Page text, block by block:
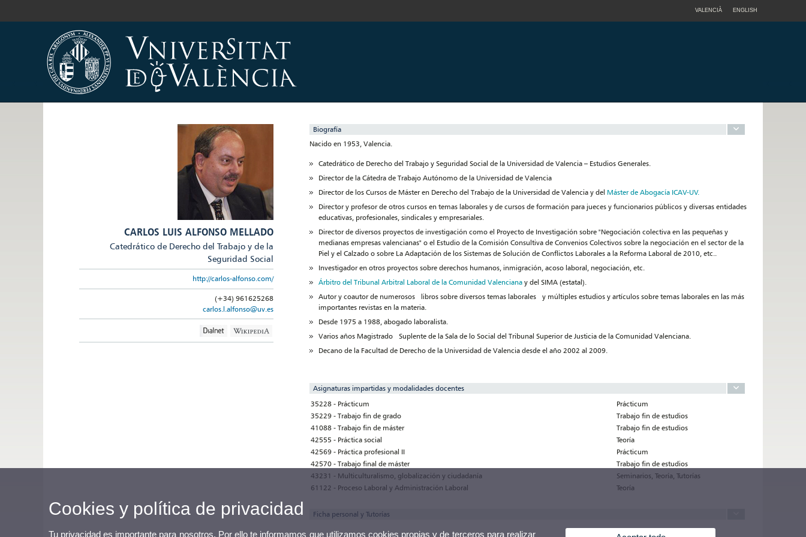
VALENCIÀ ENGLISH
CARLOS LUIS ALFONSO MELLADO
Catedrático de Derecho del Trabajo y de la
Seguridad Social
http://carlos-alfonso.com/
(+34) 961625268
carlos.l.alfonso@uv.es
Biografía
Nacido en 1953, Valencia.
Catedrático de Derecho del Trabajo y Seguridad Social de la Universidad de Valencia – Estudios Generales.
Director de la Cátedra de Trabajo Autónomo de la Universidad de Valencia
Director de los Cursos de Máster en Derecho del Trabajo de la Universidad de Valencia y del Máster de Abogacía ICAV-UV.
Director y profesor de otros cursos en temas laborales y de cursos de formación para jueces y funcionarios públicos y diversas entidades
educativas, profesionales, sindicales y empresariales.
Director de diversos proyectos de investigación como el Proyecto de Investigación sobre "Negociación colectiva en las pequeñas y
medianas empresas valencianas" o el Estudio de la Comisión Consultiva de Convenios Colectivos sobre la negociación en el sector de la
Piel y el Calzado o sobre La Adaptación de los Sistemas de Solución de Conflictos Laborales a la Reforma Laboral de 2010, etc..
Investigador en otros proyectos sobre derechos humanos, inmigración, acoso laboral, negociación, etc.
Árbitro del Tribunal Arbitral Laboral de la Comunidad Valenciana y del SIMA (estatal).
Autor y coautor de numerosos libros sobre diversos temas laborales y múltiples estudios y artículos sobre temas laborales en las más
importantes revistas en la materia.
Desde 1975 a 1988, abogado laboralista.
Varios años Magistrado Suplente de la Sala de lo Social del Tribunal Superior de Justicia de la Comunidad Valenciana.
Decano de la Facultad de Derecho de la Universidad de Valencia desde el año 2002 al 2009.
Asignaturas impartidas y modalidades docentes
35228 - Prácticum
Prácticum
35229 - Trabajo fin de grado
Trabajo fin de estudios
41088 - Trabajo fin de máster
Trabajo fin de estudios
42555 - Práctica social
Teoría
42569 - Práctica profesional II
Prácticum
42570 - Trabajo final de máster
Trabajo fin de estudios
43231 - Multiculturalismo, globalización y ciudadanía
Seminarios, Teoría, Tutorías
61122 - Proceso Laboral y Administración Laboral
Teoría
Ficha personal y Tutorías
Cookies y política de privacidad
Tu privacidad es importante para nosotros. Por ello te informamos que utilizamos cookies propias y de terceros para realizar